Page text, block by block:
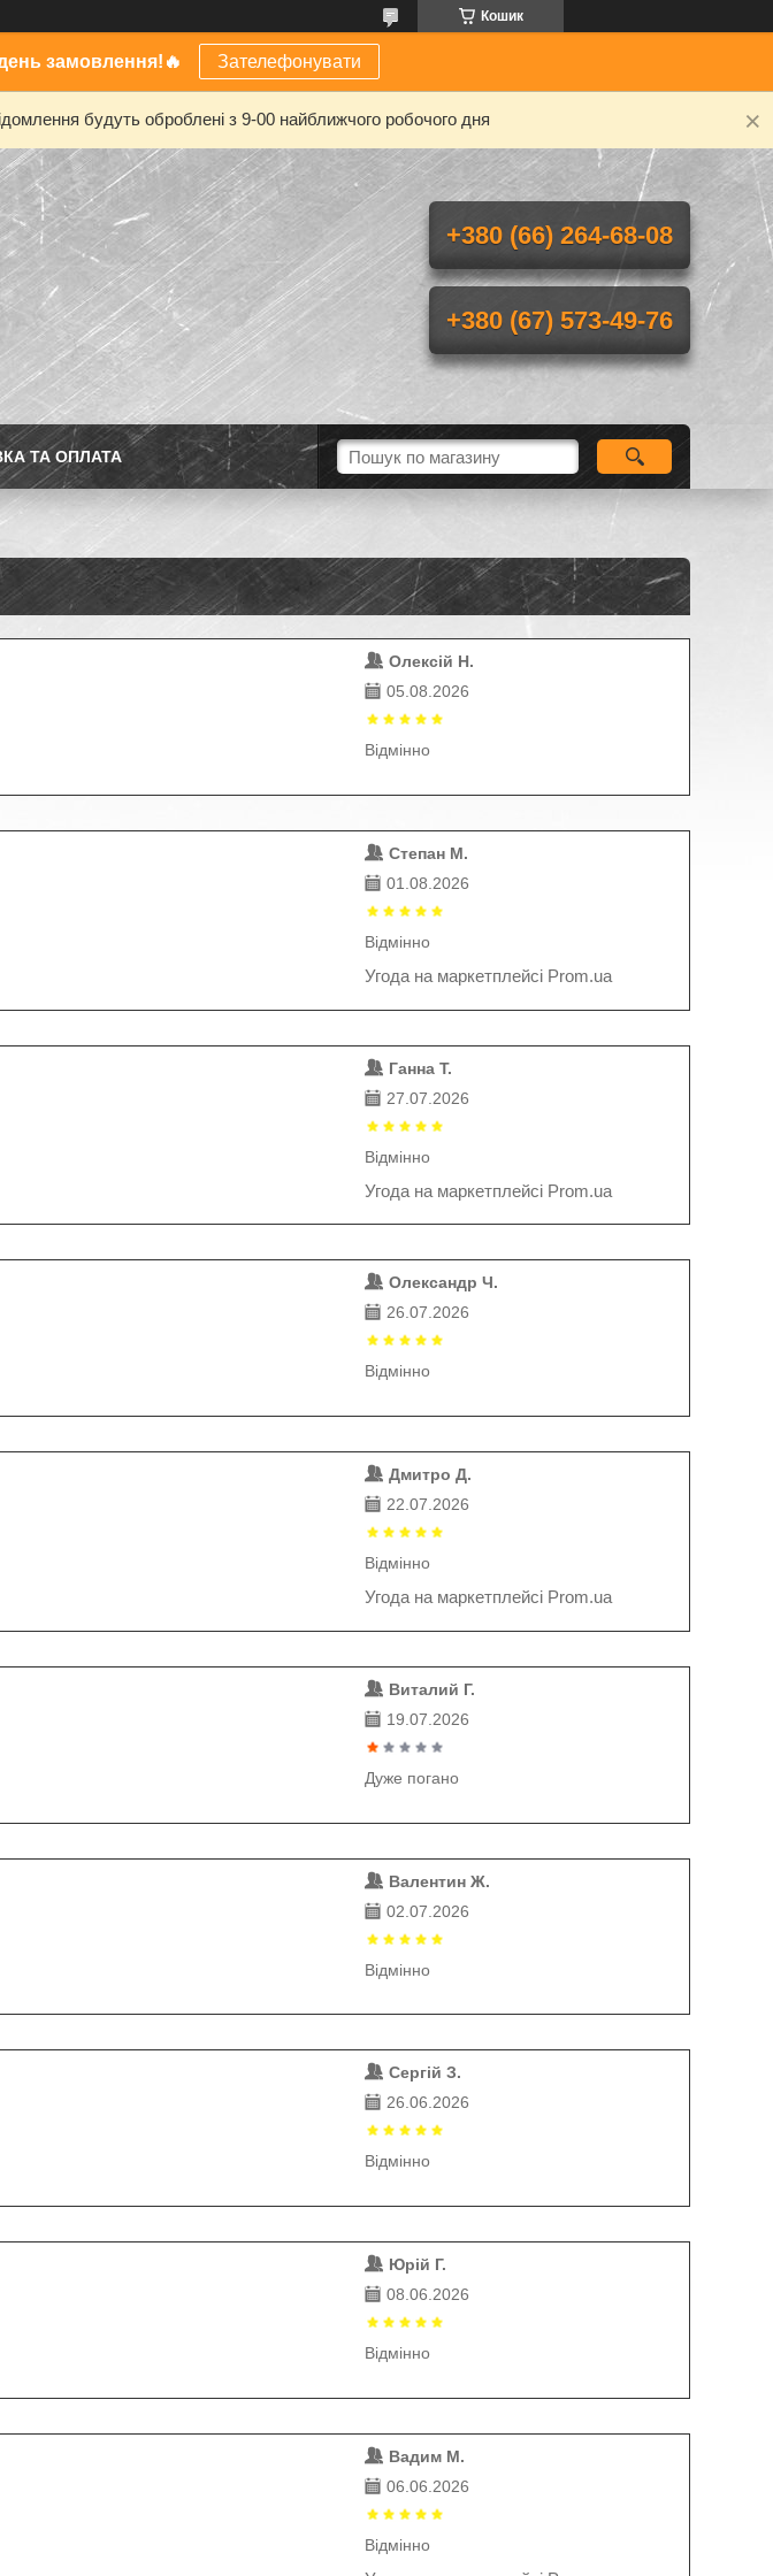
Кошик
замовлення!🔥 Зателефонувати
будуть оброблені з 9-00 найближчого робочого дня
+380 (66) 264-68-08
+380 (67) 573-49-76
ТА ОПЛАТА
Олексій Н.
05.08.2026
Відмінно
Степан М.
01.08.2026
Відмінно
Угода на маркетплейсі Prom.ua
Ганна Т.
27.07.2026
Відмінно
Угода на маркетплейсі Prom.ua
Олександр Ч.
26.07.2026
Відмінно
Дмитро Д.
22.07.2026
Відмінно
Угода на маркетплейсі Prom.ua
Виталий Г.
19.07.2026
Дуже погано
Валентин Ж.
02.07.2026
Відмінно
Сергій З.
26.06.2026
Відмінно
Юрій Г.
08.06.2026
Відмінно
Вадим М.
06.06.2026
Відмінно